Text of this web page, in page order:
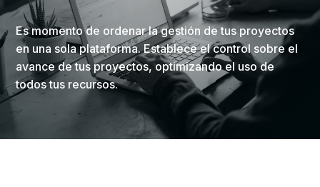
Es momento de ordenar la gestión de tus proyectos
en una sola plataforma. Establece el control sobre el
avance de tus proyectos, optimizando el uso de
todos tus recursos.